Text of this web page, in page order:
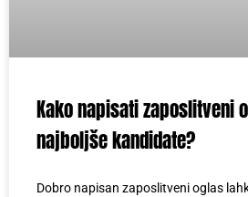
Kako napisati zaposlitveni
najboljše kandidate?
Dobro napisan zaposlitveni oglas